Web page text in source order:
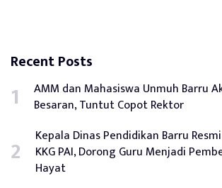
Recent Posts
AMM dan Mahasiswa Unmuh Barru
Besaran, Tuntut Copot Rektor
Kepala Dinas Pendidikan Barru
KKG PAI, Dorong Guru Menjadi
Hayat